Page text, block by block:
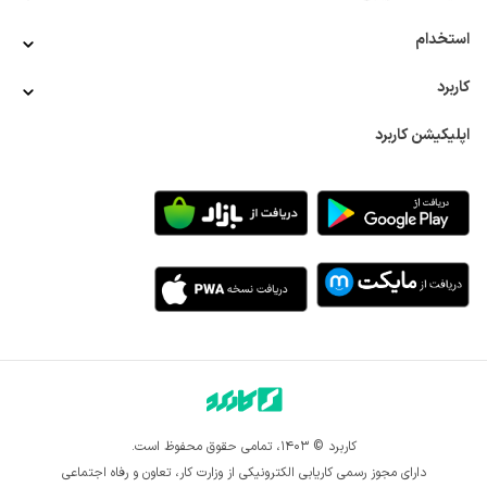
استخدام
کاربرد
اپلیکیشن کاربرد
کاربرد © ۱۴۰۳، تمامی حقوق محفوظ است.
دارای مجوز رسمی کاریابی الکترونیکی از وزارت کار، تعاون و رفاه اجتماعی